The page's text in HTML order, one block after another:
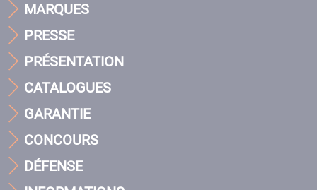
MARQUES
PRESSE
PRÉSENTATION
CATALOGUES
GARANTIE
CONCOURS
DÉFENSE